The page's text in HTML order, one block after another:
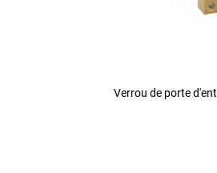
Verrou de porte